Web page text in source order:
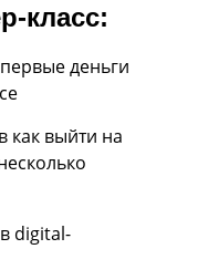
digital-
класс:
как выйти на
деньги